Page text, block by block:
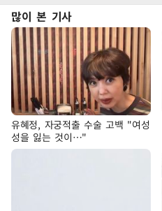
많이 본 기사
유혜정, 자궁적출 수술 고백 "여성
성을 잃는 것이…"